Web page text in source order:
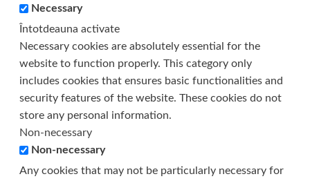
Necessary
Întotdeauna activate
Necessary cookies are absolutely essential for the
website to function properly. This category only
includes cookies that ensures basic functionalities and
security features of the website. These cookies do not
store any personal information.
Non-necessary
Non-necessary
Any cookies that may not be particularly necessary for